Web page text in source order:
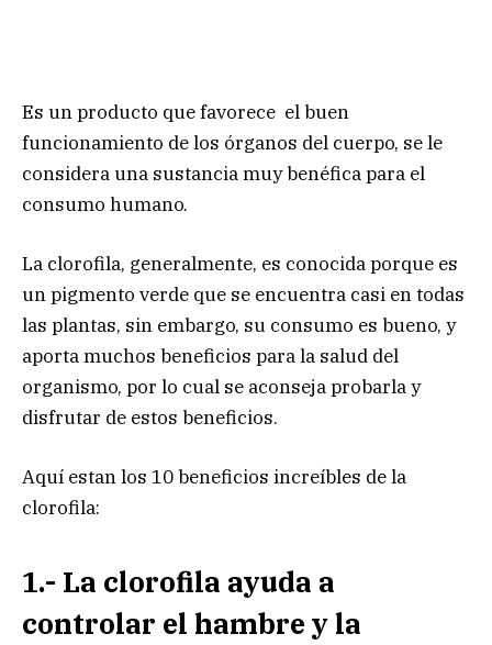
Es un producto que favorece el buen
funcionamiento de los órganos del cuerpo, se le
considera una sustancia muy benéfica para el
consumo humano.
La clorofila, generalmente, es conocida porque es
un pigmento verde que se encuentra casi en todas
las plantas, sin embargo, su consumo es bueno, y
aporta muchos beneficios para la salud del
organismo, por lo cual se aconseja probarla y
disfrutar de estos beneficios.
Aquí estan los 10 beneficios increíbles de la
clorofila:
1.- La clorofila ayuda a
controlar el hambre y la